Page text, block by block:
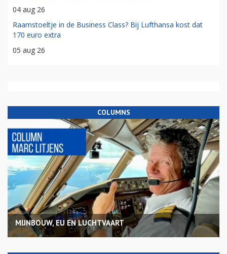
04 aug 26
Raamstoeltje in de Business Class? Bij Lufthansa kost dat
170 euro extra
05 aug 26
COLUMNS
MIJNBOUW, EU EN LUCHTVAART